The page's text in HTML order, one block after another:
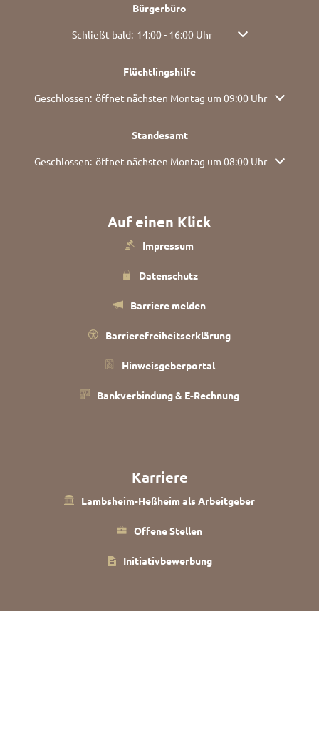
Bürgerbüro
Klicken, um weitere Öffnungs- oder Schließzeiten
Schließt bald: 14:00- 16:00Uhr Von 14:00 bis
Flüchtlingshilfe
Klicken, um weitere Öffnungs- oder Schließzeiten
Geschlossen: öffnet nächsten Montag um 09:00 Uhr
Standesamt
Klicken, um weitere Öffnungs- oder Schließzeiten
Geschlossen: öffnet nächsten Montag um 08:00 Uhr
Auf einen Klick
Impressum
Datenschutz
Barriere melden
Barrierefreiheitserklärung
Hinweisgeberportal
Bankverbindung & E-Rechnung
Karriere
Lambsheim-Heßheim als Arbeitgeber
Offene Stellen
Initiativbewerbung